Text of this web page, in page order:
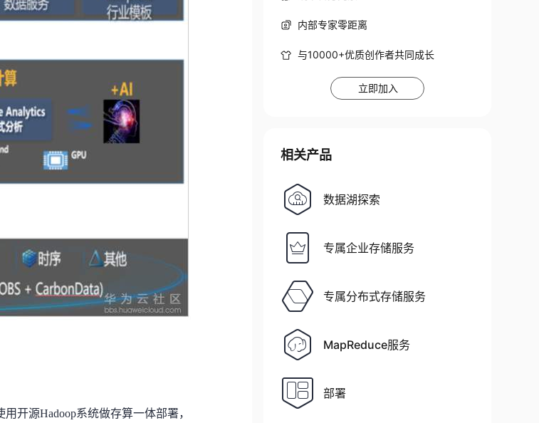
开源Hadoop系统做存算一体部署，
内部专家零距离
与10000+优质创作者共同成长
立即加入
相关产品
数据湖探索
专属企业存储服务
专属分布式存储服务
MapReduce服务
部署